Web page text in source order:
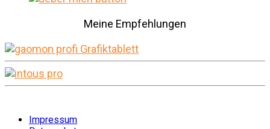
Meine Empfehlungen
Impressum